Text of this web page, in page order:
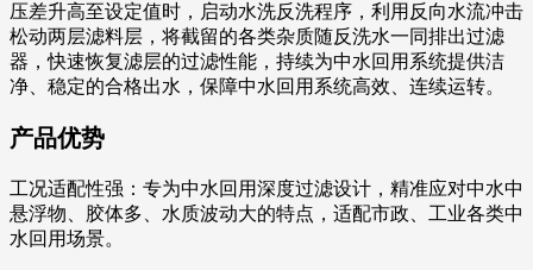
压差升高至设定值时，启动水洗反洗程序，利用反向水流冲击
松动两层滤料层，将截留的各类杂质随反洗水一同排出过滤
器，快速恢复滤层的过滤性能，持续为中水回用系统提供洁
净、稳定的合格出水，保障中水回用系统高效、连续运转。
产品优势
工况适配性强：专为中水回用深度过滤设计，精准应对中水中
悬浮物、胶体多、水质波动大的特点，适配市政、工业各类中
水回用场景。